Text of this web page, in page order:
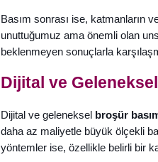
Basım sonrası ise, katmanların
unuttuğumuz ama önemli olan
beklenmeyen sonuçlarla
Dijital ve
Dijital ve geleneksel broşür
daha az maliyetle büyük ölçekli
yöntemler ise, özellikle belirli bir